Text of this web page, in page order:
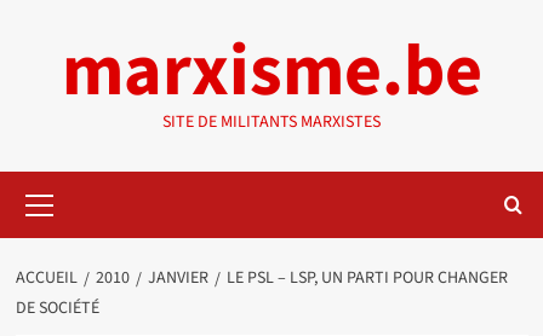
marxisme.be
SITE DE MILITANTS MARXISTES
principal
ACCUEIL 2010 JANVIER
LE PSL – LSP, UN PARTI POUR CHANGER
DE SOCIÉTÉ